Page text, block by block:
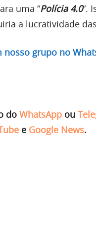
uma “Polícia 4.0“.
a lucratividade
nosso grupo no
do WhatsApp ou
e Google News.